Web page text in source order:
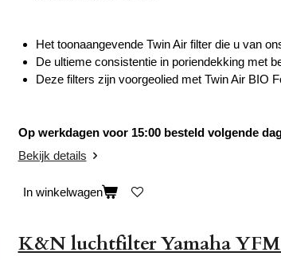
Het toonaangevende Twin Air filter die u van
De ultieme consistentie in poriendekking met
Deze filters zijn voorgeolied met Twin Air BIO
Op werkdagen voor 15:00 besteld volgende
Bekijk details
In winkelwagen
K&N luchtfilter Yamaha